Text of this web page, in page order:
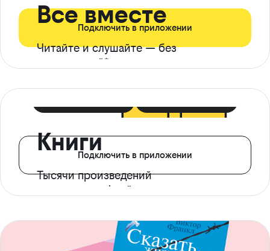
Все вместе
Читайте и слушайте — без
ограничений*
Подключить в приложении
Книги
Тысячи произведений
с доступом офлайн
Подключить в приложении